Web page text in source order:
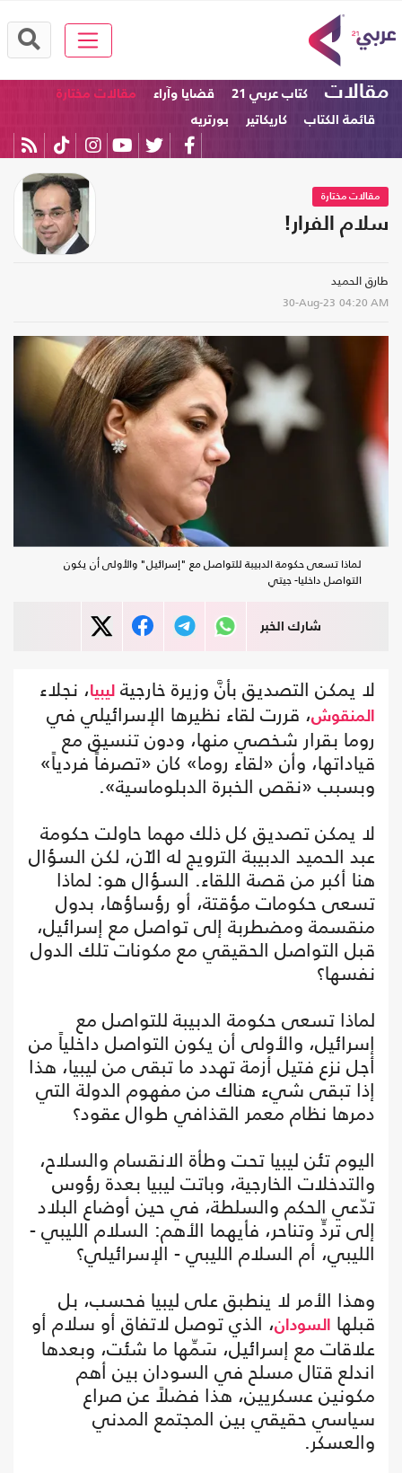
مقالات كتاب عربي 21 قضايا وآراء
مقالات مختارة
قائمة الكتاب
كاريكاتير بورتريه
مقالات مختارة
سلام الفرار!
طارق الحميد
30-Aug-23 04:20 AM
لماذا تسعى حكومة الدبيبة للتواصل مع "إسرائيل" والأولى أن يكون
التواصل داخليا- جيتي
شارك الخبر
لا يمكن التصديق بأنَّ وزيرة خارجية ليبيا، نجلاء
المنقوش، قررت لقاء نظيرها الإسرائيلي في
روما بقرار شخصي منها، ودون تنسيق مع
قياداتها، وأن «لقاء روما» كان «تصرفاً فردياً»
وبسبب «نقص الخبرة الدبلوماسية».
لا يمكن تصديق كل ذلك مهما حاولت حكومة
عبد الحميد الدبيبة الترويج له الآن، لكن السؤال
هنا أكبر من قصة اللقاء. السؤال هو: لماذا
تسعى حكومات مؤقتة، أو رؤساؤها، بدول
منقسمة ومضطربة إلى تواصل مع إسرائيل،
قبل التواصل الحقيقي مع مكونات تلك الدول
نفسها؟
لماذا تسعى حكومة الدبيبة للتواصل مع
إسرائيل، والأولى أن يكون التواصل داخلياً من
أجل نزع فتيل أزمة تهدد ما تبقى من ليبيا، هذا
إذا تبقى شيء هناك من مفهوم الدولة التي
دمرها نظام معمر القذافي طوال عقود؟
اليوم تئن ليبيا تحت وطأة الانقسام والسلاح،
والتدخلات الخارجية، وباتت ليبيا بعدة رؤوس
تدّعي الحكم والسلطة، في حين أوضاع البلاد
إلى تردٍّ وتناحر، فأيهما الأهم: السلام الليبي -
الليبي، أم السلام الليبي - الإسرائيلي؟
وهذا الأمر لا ينطبق على ليبيا فحسب، بل
قبلها السودان، الذي توصل لاتفاق أو سلام أو
علاقات مع إسرائيل، سَمِّها ما شئت، وبعدها
اندلع قتال مسلح في السودان بين أهم
مكونين عسكريين، هذا فضلاً عن صراع
سياسي حقيقي بين المجتمع المدني
والعسكر.